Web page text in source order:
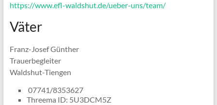
https://www.efl-waldshut.de/ueber-uns/team/
Väter
Franz-Josef Günther
Trauerbegleiter
Waldshut-Tiengen
07741/8353627
Threema ID: 5U3DCM5Z